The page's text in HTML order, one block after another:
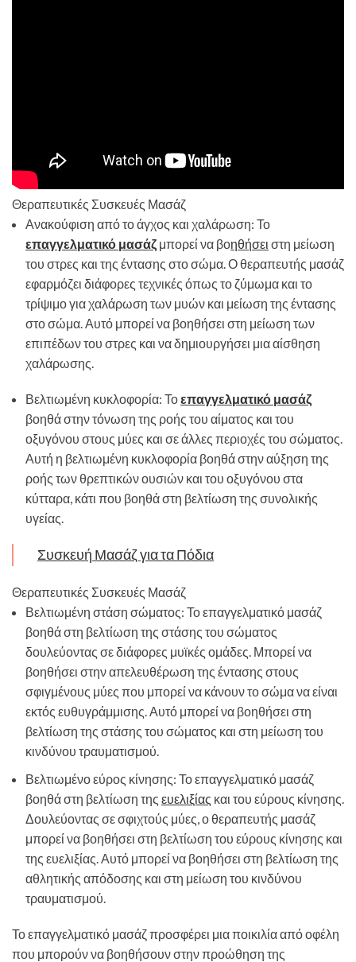
Θεραπευτικές Συσκευές Μασάζ
Ανακούφιση από το άγχος και χαλάρωση: Το
επαγγελματικό μασάζ μπορεί να βοηθήσει στη μείωση
του στρες και της έντασης στο σώμα. Ο θεραπευτής μασάζ
εφαρμόζει διάφορες τεχνικές όπως το ζύμωμα και το
τρίψιμο για χαλάρωση των μυών και μείωση της έντασης
στο σώμα. Αυτό μπορεί να βοηθήσει στη μείωση των
επιπέδων του στρες και να δημιουργήσει μια αίσθηση
χαλάρωσης.
Βελτιωμένη κυκλοφορία: Τοεπαγγελματικό μασάζ
βοηθά στην τόνωση της ροής του αίματος και του
οξυγόνου στους μύες και σε άλλες περιοχές του σώματος.
Αυτή η βελτιωμένη κυκλοφορία βοηθά στην αύξηση της
ροής των θρεπτικών ουσιών και του οξυγόνου στα
κύτταρα, κάτι που βοηθά στη βελτίωση της συνολικής
υγείας.
Συσκευή Μασάζ για τα Πόδια
Θεραπευτικές Συσκευές Μασάζ
Βελτιωμένη στάση σώματος: Το επαγγελματικό μασάζ
βοηθά στη βελτίωση της στάσης του σώματος
δουλεύοντας σε διάφορες μυϊκές ομάδες. Μπορεί να
βοηθήσει στην απελευθέρωση της έντασης στους
σφιγμένους μύες που μπορεί να κάνουν το σώμα να είναι
εκτός ευθυγράμμισης. Αυτό μπορεί να βοηθήσει στη
βελτίωση της στάσης του σώματος και στη μείωση του
κινδύνου τραυματισμού.
Βελτιωμένο εύρος κίνησης: Το επαγγελματικό μασάζ
βοηθά στη βελτίωση της ευελιξίας και του εύρους κίνησης.
Δουλεύοντας σε σφιχτούς μύες, ο θεραπευτής μασάζ
μπορεί να βοηθήσει στη βελτίωση του εύρους κίνησης και
της ευελιξίας. Αυτό μπορεί να βοηθήσει στη βελτίωση της
αθλητικής απόδοσης και στη μείωση του κινδύνου
τραυματισμού.
Το επαγγελματικό μασάζ προσφέρει μια ποικιλία από οφέλη
που μπορούν να βοηθήσουν στην προώθηση της